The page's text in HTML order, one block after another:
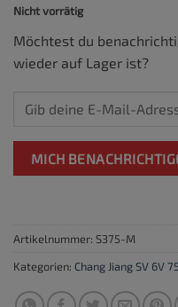
Nicht vorrätig
Möchtest du
wieder auf Lager ist?
MICH
Artikelnummer: S375-M
Kategorien: Chang Jiang SV 6V